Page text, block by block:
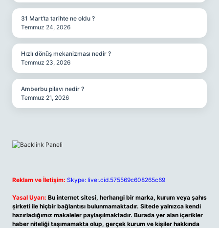
31 Mart’ta tarihte ne oldu ?
Temmuz 24, 2026
Hızlı dönüş mekanizması nedir ?
Temmuz 23, 2026
Amberbu pilavı nedir ?
Temmuz 21, 2026
Reklam ve İletişim: Skype: live:.cid.575569c608265c69
Yasal Uyarı: Bu internet sitesi, herhangi bir marka, kurum veya şahıs
şirketi ile hiçbir bağlantısı bulunmamaktadır. Sitede yalnızca kendi
hazırladığımız makaleler paylaşılmaktadır. Burada yer alan içerikler
haber niteliği taşımamakta olup, gerçek kurum ve kişiler hakkında